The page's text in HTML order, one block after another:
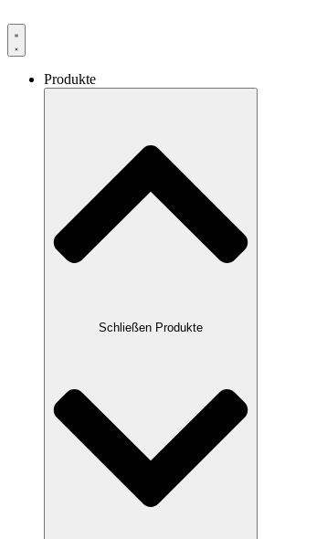
Produkte
Schließen Produkte